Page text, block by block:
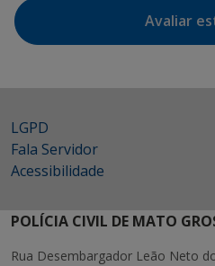
Avaliar
LGPD
Fala Servidor
Acessibilidade
POLÍCIA CIVIL DE MATO
Rua Desembargador Leão Neto